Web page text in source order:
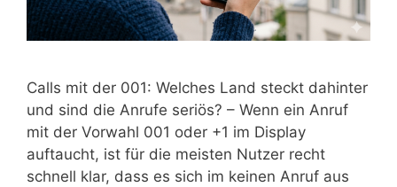
Calls mit der 001: Welches Land steckt dahinter
und sind die Anrufe seriös? – Wenn ein Anruf
mit der Vorwahl 001 oder +1 im Display
auftaucht, ist für die meisten Nutzer recht
schnell klar, dass es sich im keinen Anruf aus